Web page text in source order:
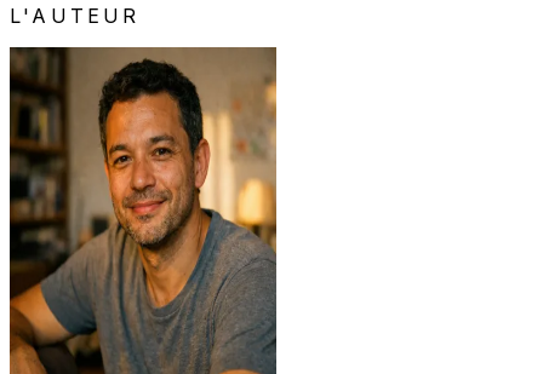
L'AUTEUR